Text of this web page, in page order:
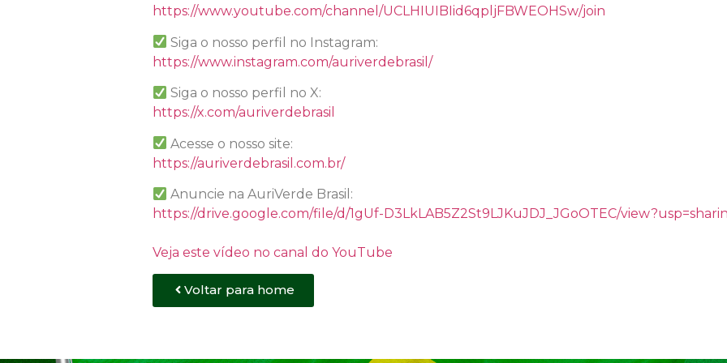
https://www.youtube.com/channel/UCLHIUIBIid6qpljFBWEOHSw/join
Siga o nosso perfil no Instagram:
https://www.instagram.com/auriverdebrasil/
Siga o nosso perfil no X:
https://x.com/auriverdebrasil
Acesse o nosso site:
https://auriverdebrasil.com.br/
Anuncie na AuriVerde Brasil:
https://drive.google.com/file/d/1gUf-D3LkLAB5Z2St9LJKuJDJ_JGoOTEC/
Veja este vídeo no canal do YouTube
Voltar para home